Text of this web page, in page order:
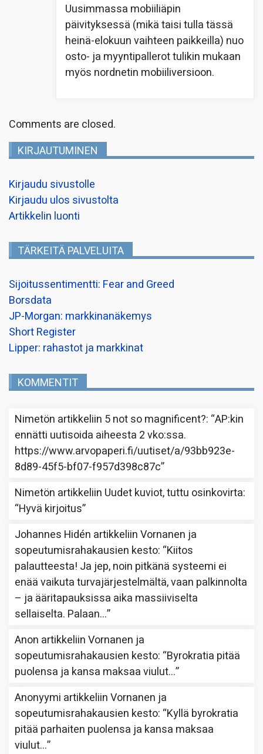
Uusimmassa mobiiliäpin
päivityksessä (mikä taisi tulla tässä
heinä-elokuun vaihteen paikkeilla) nuo
osto- ja myyntipallerot tulikin mukaan
myös nordnetin mobiiliversioon.
Comments are closed.
KIRJAUTUMINEN
Kirjaudu sivustolle
Kirjaudu ulos sivustolta
Artikkelin luonti
TÄRKEITÄ PALVELUITA
Sijoitussentimentti: Fear and Greed
Borsdata
JP-Morgan: markkinanäkemys
Short Register
Lipper: rahastot ja markkinat
KOMMENTIT
Nimetön artikkeliin 5 not so magnificent?: “AP:kin
ennätti uutisoida aiheesta 2 vko:ssa.
https://www.arvopaperi.fi/uutiset/a/93bb923e-
8d89-45f5-bf07-f957d398c87c”
Nimetön artikkeliin Uudet kuviot, tuttu osinkovirta:
“Hyvä kirjoitus”
Johannes Hidén artikkeliinVornanen ja
sopeutumisrahakausien kesto: “Kiitos
palautteesta! Ja jep, noin pitkänä systeemi ei
enää vaikuta turvajärjestelmältä, vaan palkinnolta
– ja ääritapauksissa aika massiiviselta
sellaiselta. Palaan…”
Anon artikkeliinVornanen ja
sopeutumisrahakausien kesto: “Byrokratia pitää
puolensa ja kansa maksaa viulut…”
Anonyymi artikkeliinVornanen ja
sopeutumisrahakausien kesto: “Kyllä byrokratia
pitää parhaiten puolensa ja kansa maksaa
viulut…”